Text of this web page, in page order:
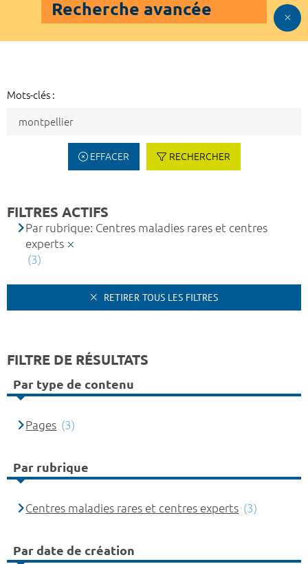
Recherche avancée
Mots-clés :
EFFACER RECHERCHER
FILTRES ACTIFS
Par rubrique: Centres maladies rares et centres
experts
(3)
RETIRER TOUS LES FILTRES
FILTRE DE RÉSULTATS
Par type de contenu
Pages (3)
Par rubrique
Centres maladies rares et centres experts (3)
Par date de création